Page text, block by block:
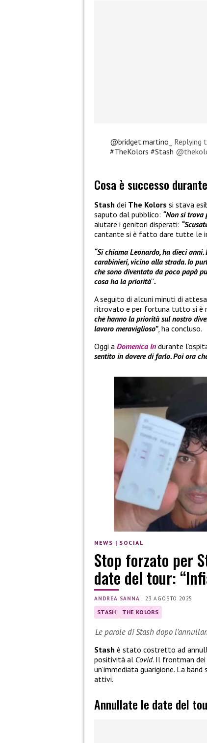
@bridget.martino_ Replying
#TheKolors #Stash
Cosa è successo
Stash dei The Kolors si stava
saputo dal pubblico: “Non si trova
aiutare i genitori disperati:
cantante si è fatto dare tutte le
“Si chiama Leonardo, ha dieci
carabinieri, vicino alla strada. Io
che sono diventato da poco papà
cosa ha la priorità“.
A seguito di alcuni minuti di
ritrovato e per fortuna tutto si è
che hanno la priorità sul nostro
lavoro meraviglioso”, ha concluso.
Oggi a Domenica In durante
sentito in dovere di farlo. Poi ora
NEWS | SOCIAL
Stop forzato per
date del tour:
ANDREA SANNA |23 AGOSTO 2025
STASH THE KOLORS
Le parole di Stash dopo
Stash è stato costretto ad
positività al Covid. Il frontman dei
un’immediata guarigione. La
attivi.
Annullate le date del